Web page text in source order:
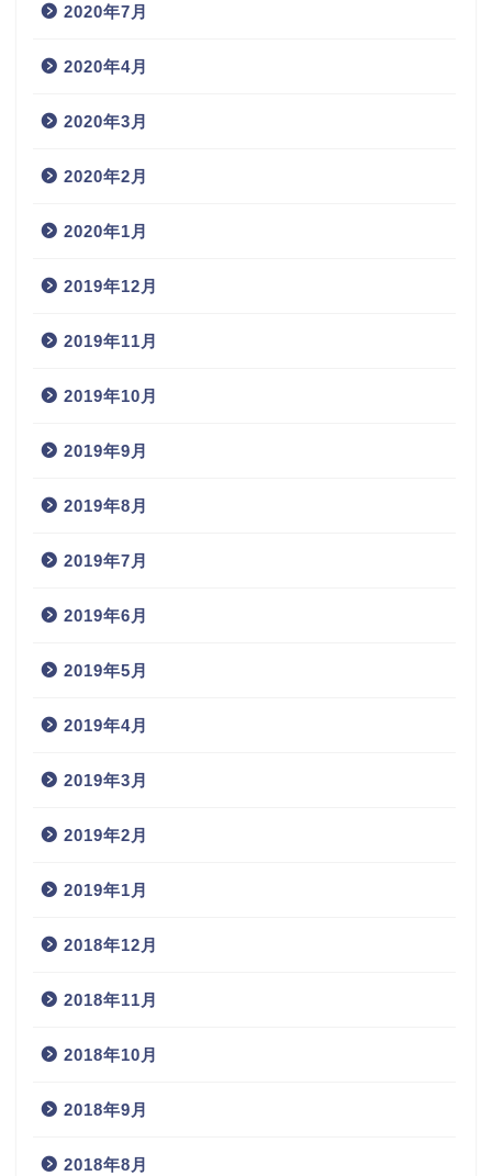
2020年7月
2020年4月
2020年3月
2020年2月
2020年1月
2019年12月
2019年11月
2019年10月
2019年9月
2019年8月
2019年7月
2019年6月
2019年5月
2019年4月
2019年3月
2019年2月
2019年1月
2018年12月
2018年11月
2018年10月
2018年9月
2018年8月